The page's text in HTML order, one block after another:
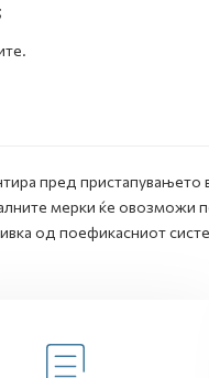
пред пристапувањето
мерки ќе овозможи
од поефикасниот